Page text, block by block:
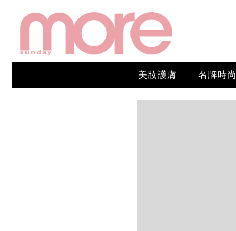
美妝護膚 名牌時尚